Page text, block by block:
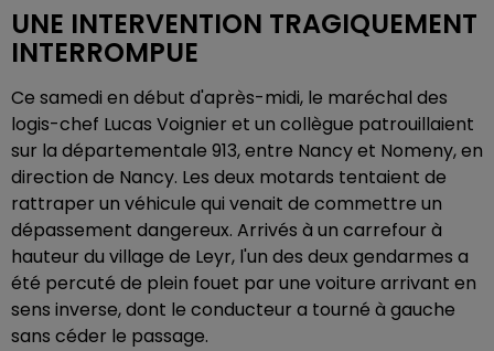
UNE INTERVENTION TRAGIQUEMENT
INTERROMPUE
Ce samedi en début d'après-midi, le maréchal des
logis-chef Lucas Voignier et un collègue patrouillaient
sur la départementale 913, entre Nancy et Nomeny, en
direction de Nancy. Les deux motards tentaient de
rattraper un véhicule qui venait de commettre un
dépassement dangereux. Arrivés à un carrefour à
hauteur du village de Leyr, l'un des deux gendarmes a
été percuté de plein fouet par une voiture arrivant en
sens inverse, dont le conducteur a tourné à gauche
sans céder le passage.